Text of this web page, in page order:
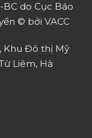
do Cục Báo
© bởi VACC
Khu Đô thị Mỹ
Liêm, Hà